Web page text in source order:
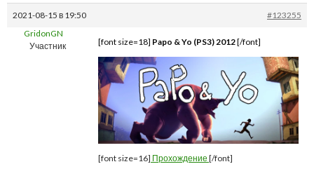
2021-08-15 в 19:50
#123255
GridonGN
Участник
[font size=18] Papo & Yo (PS3) 2012[/font]
[font size=16] Прохождение [/font]